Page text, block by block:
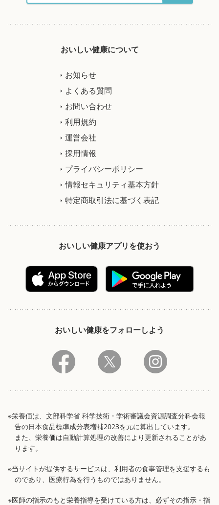
おいしい健康について
お知らせ
よくある質問
お問い合わせ
利用規約
運営会社
採用情報
プライバシーポリシー
情報セキュリティ基本方針
特定商取引法に基づく表記
おいしい健康アプリを使おう
おいしい健康をフォローしよう
※栄養価は、文部科学省 科学技術・学術審議会資源調査分科会報
告の日本食品標準成分表増補2023を元に算出しています。
また、栄養価は自動計算処理の改善により更新されることがあ
ります。
※当サイトが提供するサービスは、利用者の食事管理を支援するも
のであり、医療行為を行うものではありません。
※医師の指示のもと栄養指導を受けている方は、必ずその指示・指